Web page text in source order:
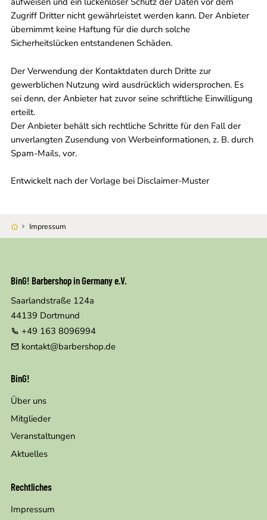
Zugriff Dritter nicht gewährleistet werden kann. Der Anbieter
übernimmt keine Haftung für die durch solche
Sicherheitslücken entstandenen Schäden.
Der Verwendung der Kontaktdaten durch Dritte zur
gewerblichen Nutzung wird ausdrücklich widersprochen. Es
sei denn, der Anbieter hat zuvor seine schriftliche Einwilligung
erteilt.
Der Anbieter behält sich rechtliche Schritte für den Fall der
unverlangten Zusendung von Werbeinformationen, z. B. durch
Spam-Mails, vor.
Entwickelt nach der Vorlage bei Disclaimer-Muster
Impressum
BinG! Barbershop in Germany e.V.
Saarlandstraße 124a
44139 Dortmund
+49 163 8096994
kontakt@barbershop.de
BinG!
Über uns
Mitglieder
Veranstaltungen
Aktuelles
Rechtliches
Impressum